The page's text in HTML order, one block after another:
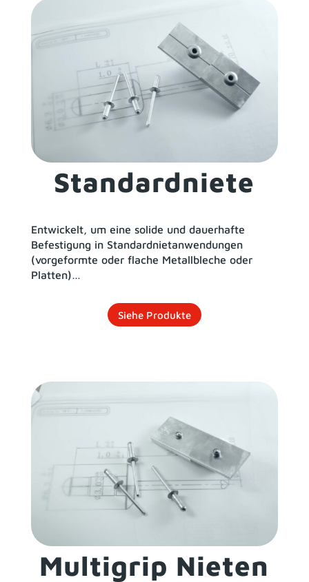
Standardniete
Entwickelt, um eine solide und dauerhafte
Befestigung in Standardnietanwendungen
(vorgeformte oder flache Metallbleche oder
Platten)…
Siehe Produkte
Multigrip Nieten